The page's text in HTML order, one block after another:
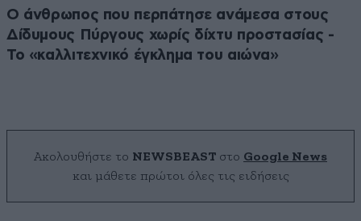
Ο άνθρωπος που περπάτησε ανάμεσα στους
Δίδυμους Πύργους χωρίς δίχτυ προστασίας -
Το «καλλιτεχνικό έγκλημα του αιώνα»
Ακολουθήστε το NEWSBEAST στο Google News
και μάθετε πρώτοι όλες τις ειδήσεις